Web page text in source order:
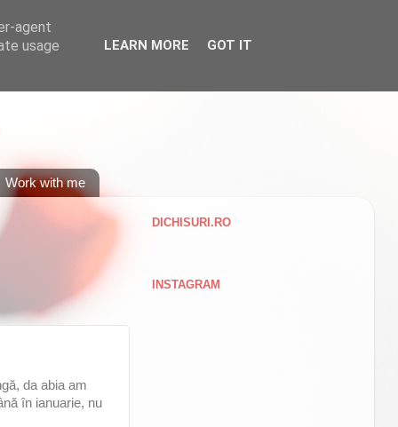
Work with me
da abia am
în ianuarie, nu
DICHISURI.RO
INSTAGRAM
agent
usage
LEARN MORE GOT IT